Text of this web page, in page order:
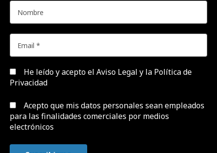
He leído y acepto el Aviso Legal y la Política de
Privacidad
Acepto que mis datos personales sean empleados
para las finalidades comerciales por medios
electrónicos